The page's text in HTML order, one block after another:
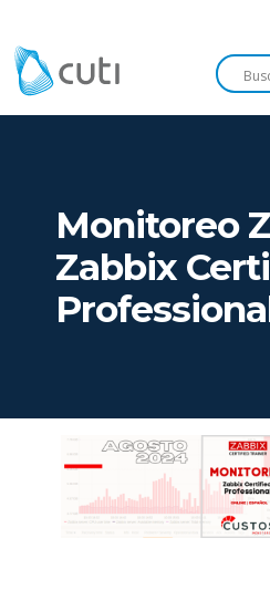
Monitoreo
Zabbix